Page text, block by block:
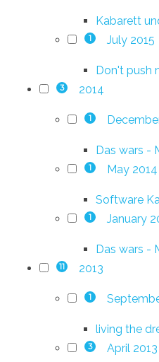
Kabarett
1 July 2015
Don't push
3 2014
1
Das wars -
1 May 2014
Software
1 January
Das wars -
11 2013
1
living the
3 April 2013